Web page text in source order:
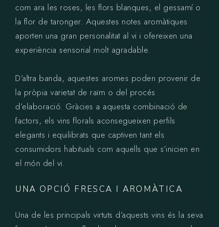
com ara les roses, les flors blanques, el gessamí o
la flor de taronger. Aquestes notes aromàtiques
aporten una gran personalitat al vi i ofereixen una
experiència sensorial molt agradable.
D’altra banda, aquestes aromes poden provenir de
la pròpia varietat de raïm o del procés
d’elaboració. Gràcies a aquesta combinació de
factors, els vins florals aconsegueixen perfils
elegants i equilibrats que captiven tant els
consumidors habituals com aquells que s’inicien en
el món del vi.
UNA OPCIÓ FRESCA I AROMÀTICA
Una de les principals virtuts d’aquests vins és la seva